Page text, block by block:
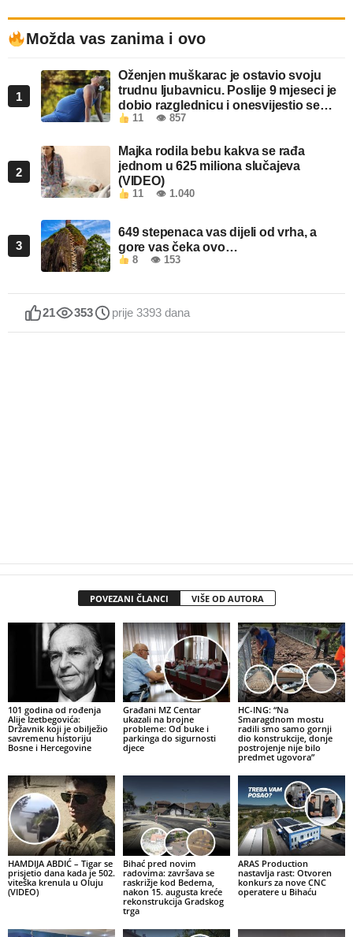
Možda vas zanima i ovo
1
Oženjen muškarac je ostavio svoju
trudnu ljubavnicu. Poslije 9 mjeseci je
dobio razglednicu i onesvijestio se
kada je pročitao šta piše!
11 👁 857
2
Majka rodila bebu kakva se rađa
jednom u 625 miliona slučajeva
(VIDEO)
11 👁 1.040
3
649 stepenaca vas dijeli od vrha, a
gore vas čeka ovo…
8 👁 153
21 353 prije 3393 dana
POVEZANI ČLANCI VIŠE OD AUTORA
101 godina od rođenja
Alije Izetbegovića:
Državnik koji je obilježio
savremenu historiju
Bosne i Hercegovine
Građani MZ Centar
ukazali na brojne
probleme: Od buke i
parkinga do sigurnosti
djece
HC-ING: “Na
Smaragdnom mostu
radili smo samo gornji
dio konstrukcije, donje
postrojenje nije bilo
predmet ugovora”
HAMDIJA ABDIĆ – Tigar se
prisjetio dana kada je 502.
viteška krenula u Oluju
(VIDEO)
Bihać pred novim
radovima: završava se
raskrižje kod Bedema,
nakon 15. augusta kreće
rekonstrukcija Gradskog
trga
ARAS Production
nastavlja rast: Otvoren
konkurs za nove CNC
operatere u Bihaću